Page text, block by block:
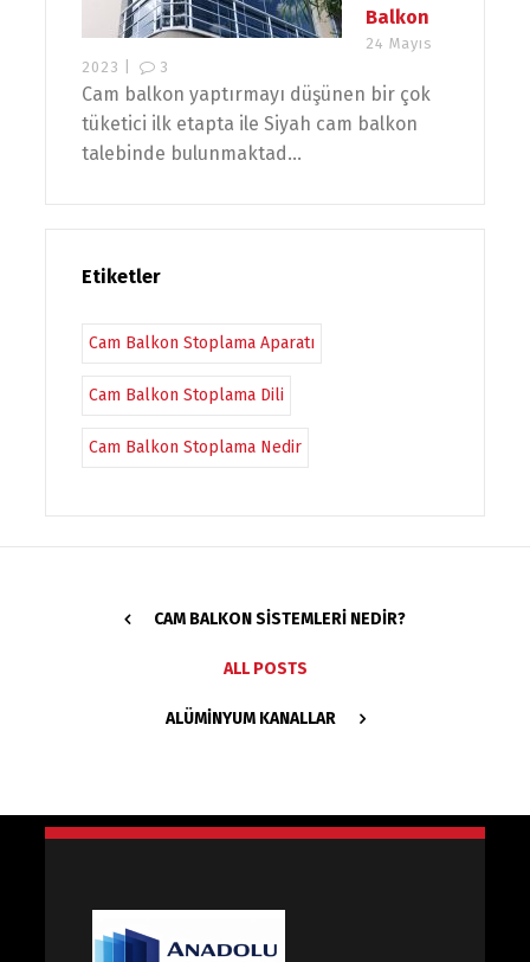
Balkon
24 Mayıs
2023 |
3
Cam balkon yaptırmayı düşünen bir çok
tüketici ilk etapta ile Siyah cam balkon
talebinde bulunmaktad...
Etiketler
Cam Balkon Stoplama Aparatı
Cam Balkon Stoplama Dili
Cam Balkon Stoplama Nedir
CAM BALKON SISTEMLERI NEDIR?
ALL POSTS
ALÜMINYUM KANALLAR